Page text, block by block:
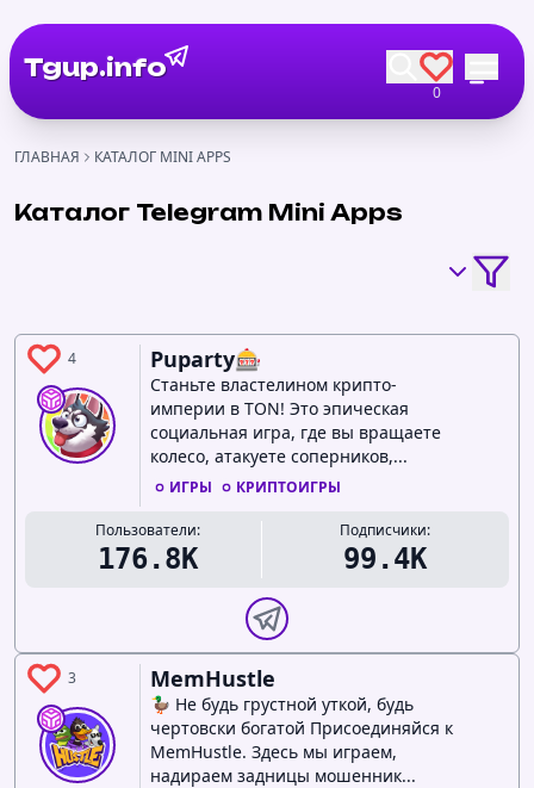
Tgup.info
0
ГЛАВНАЯ КАТАЛОГ MINI APPS
Каталог Telegram Mini Apps
4 Puparty🎰
Станьте властелином крипто-
империи в TON! Это эпическая
социальная игра, где вы вращаете
колесо, атакуете соперников,...
ИГРЫ КРИПТОИГРЫ
Пользователи:
176.8K
Подписчики:
99.4K
3 MemHustle
🦆 Не будь грустной уткой, будь
чертовски богатой Присоединяйся к
MemHustle. Здесь мы играем,
надираем задницы мошенник...